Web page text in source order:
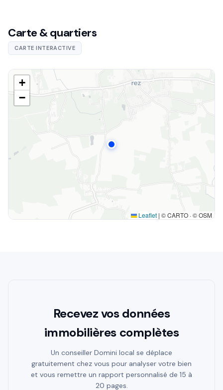
Carte & quartiers
CARTE INTERACTIVE
+
−
Leaflet | © CARTO · © OSM
Recevez vos données
immobilières complètes
Un conseiller Domini local se déplace
gratuitement chez vous pour analyser votre bien
et vous remettre un rapport personnalisé de 15 à
20 pages.